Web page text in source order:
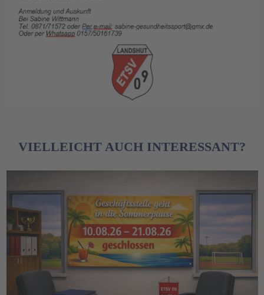
VIELLEICHT AUCH INTERESSANT?